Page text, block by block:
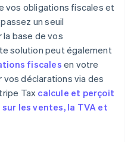
vos obligations fiscales et
un seuil
la base de vos
solution peut également
fiscales en votre
déclarations via des
Tax calcule et perçoit
les ventes, la TVA et